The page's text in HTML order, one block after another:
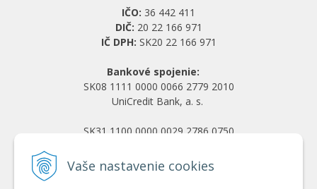
Vaše nastavenie cookies
IČO: 36 442 411
DIČ: 20 22 166 971
IČ DPH: SK20 22 166 971
Bankové spojenie:
SK08 1111 0000 0066 2779 2010
UniCredit Bank, a. s.
SK31 1100 0000 0029 2786 0750